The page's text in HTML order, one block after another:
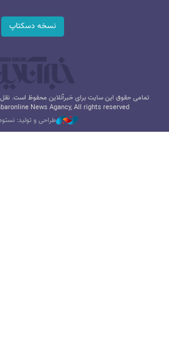
نسخه دسکتاپ
تمامی حقوق این سایت برای خبرآنلاین محفوظ است. نقل
News Agancy, All rights reserved
طراحی و تولید: